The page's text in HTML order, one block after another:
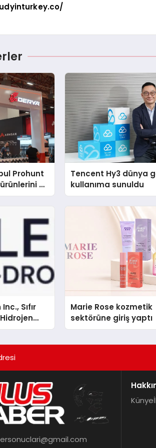
Prohunt
ve
Tencent Hy3 dünya
kullanıma sunuldu
Sıfır
ISO ve
Marie Rose kozmetik
sektörüne giriş yaptı
Künye